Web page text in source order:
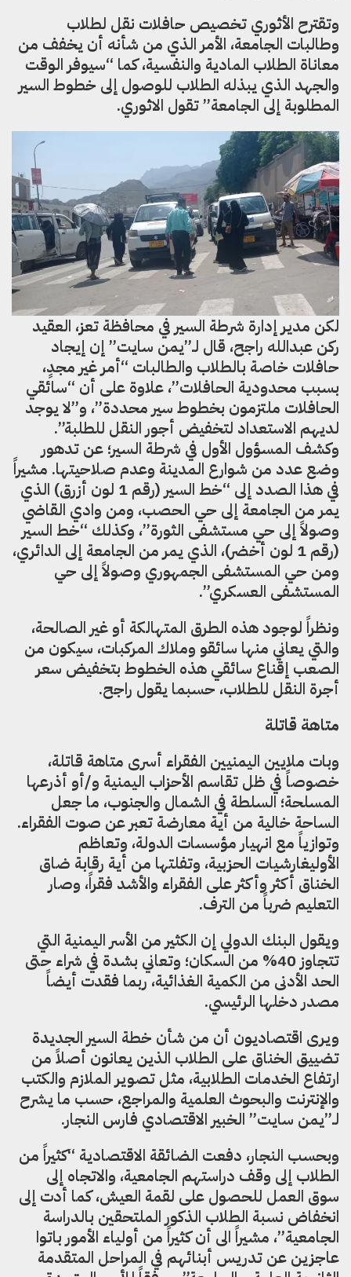
وتقترح الأثوري تخصيص حافلات نقل لطلاب
وطالبات الجامعة، الأمر الذي من شأنه أن يخفف من
معاناة الطلاب المادية والنفسية، كما “سيوفر الوقت
والجهد الذي يبذله الطلاب للوصول إلى خطوط السير
المطلوبة إلى الجامعة” تقول الاثوري.
لكن مدير إدارة شرطة السير في محافظة تعز، العقيد
ركن عبدالله راجح، قال لـ”يمن سايت” إن إيجاد
حافلات خاصة بالطلاب والطالبات “أمر غير مجدٍ،
بسبب محدودية الحافلات”، علاوة على أن “سائقي
الحافلات ملتزمون بخطوط سير محددة”، و”لا يوجد
لديهم الاستعداد لتخفيض أجور النقل للطلبة”.
وكشف المسؤول الأول في شرطة السير؛ عن تدهور
وضع عدد من شوارع المدينة وعدم صلاحيتها. مشيراً
في هذا الصدد إلى “خط السير (رقم 1 لون أزرق) الذي
يمر من الجامعة إلى حي الحصب، ومن وادي القاضي
وصولاً إلى حي مستشفى الثورة”، وكذلك “خط السير
(رقم 1 لون أخضر)، الذي يمر من الجامعة إلى الدائري،
ومن حي المستشفى الجمهوري وصولاً إلى حي
المستشفى العسكري”.
ونظراً لوجود هذه الطرق المتهالكة أو غير الصالحة،
والتي يعاني منها سائقو وملاك المركبات، سيكون من
الصعب إقناع سائقي هذه الخطوط بتخفيض سعر
أجرة النقل للطلاب، حسبما يقول راجح.
متاهة قاتلة
وبات ملايين اليمنيين الفقراء أسرى متاهة قاتلة،
خصوصاً في ظل تقاسم الأحزاب اليمنية و/أو أذرعها
المسلحة؛ السلطة في الشمال والجنوب، ما جعل
الساحة خالية من أية معارضة تعبر عن صوت الفقراء.
وتوازياً مع انهيار مؤسسات الدولة، وتعاظم
الأوليغارشيات الحزبية، وتفلتها من أية رقابة ضاق
الخناق أكثر وأكثر على الفقراء والأشد فقراً، وصار
التعليم ضرباً من الترف.
ويقول البنك الدولي إن الكثير من الأسر اليمنية التي
تتجاوز 40% من السكان؛ وتعاني بشدة في شراء حتى
الحد الأدنى من الكمية الغذائية، ربما فقدت أيضاً
مصدر دخلها الرئيسي.
ويرى اقتصاديون أن من شأن خطة السير الجديدة
تضييق الخناق على الطلاب الذين يعانون أصلاً من
ارتفاع الخدمات الطلابية، مثل تصوير الملازم والكتب
والإنترنت والبحوث العلمية والمراجع، حسب ما يشرح
لـ”يمن سايت” الخبير الاقتصادي فارس النجار.
وبحسب النجار، دفعت الضائقة الاقتصادية “كثيراً من
الطلاب إلى وقف دراستهم الجامعية، والاتجاه إلى
سوق العمل للحصول على لقمة العيش، كما أدت إلى
انخفاض نسبة الطلاب الذكور الملتحقين بالدراسة
الجامعية”، مشيراً الى أن كثيراً من أولياء الأمور باتوا
عاجزين عن تدريس أبنائهم في المراحل المتقدمة